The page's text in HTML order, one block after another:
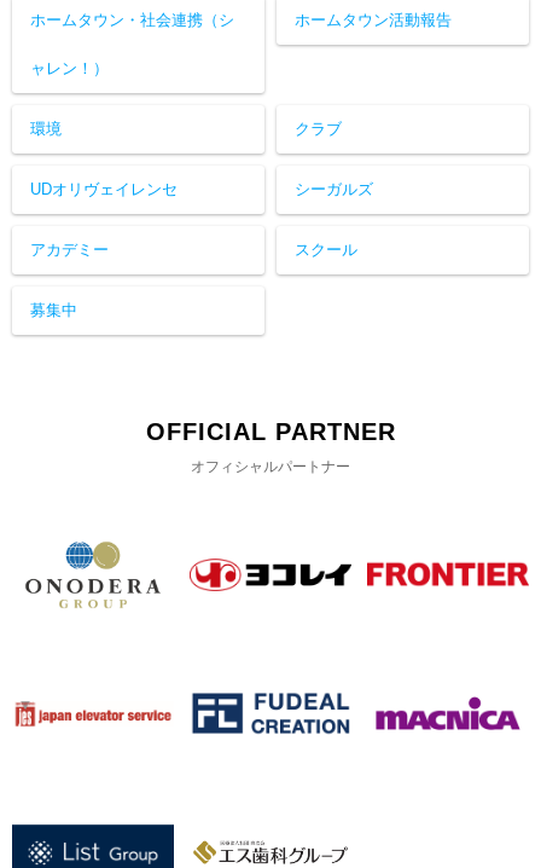
ホームタウン・社会連携（シ
ャレン！）
ホームタウン活動報告
環境 クラブ
UDオリヴェイレンセ シーガルズ
アカデミー スクール
募集中
OFFICIAL PARTNER
オフィシャルパートナー